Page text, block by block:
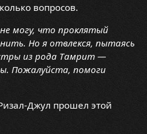
вопросов.
могу, что проклятый
Но я отвлекся, пытаясь
из рода Тамрит —
Пожалуйста, помоги
Джул прошел этой